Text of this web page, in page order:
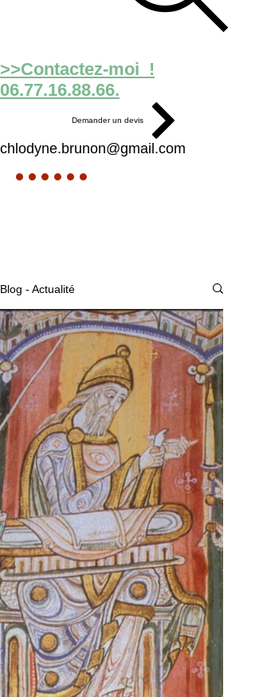
>>Contactez-moi !
06.77.16.88.66.
Demander un devis
chlodyne.brunon@gmail.com
Blog - Actualité